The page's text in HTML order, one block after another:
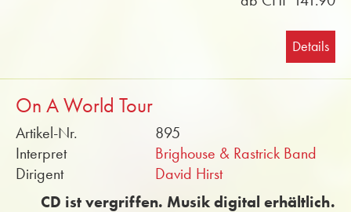
Details
On A World Tour
Artikel-Nr.
895
Interpret
Brighouse & Rastrick Band
Dirigent
David Hirst
CD ist vergriffen. Musik digital erhältlich.